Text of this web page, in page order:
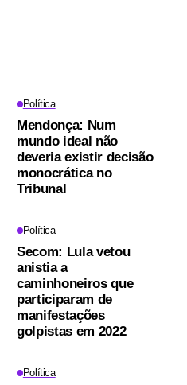
Política
Mendonça: Num
mundo ideal não
deveria existir decisão
monocrática no
Tribunal
Política
Secom: Lula vetou
anistia a
caminhoneiros que
participaram de
manifestações
golpistas em 2022
Política